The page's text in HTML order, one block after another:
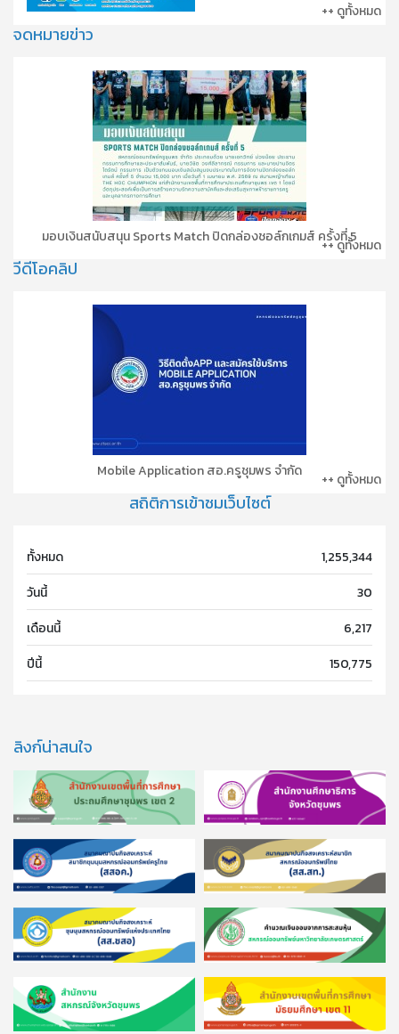
++ ดูทั้งหมด
จดหมายข่าว
มอบเงินสนับสนุน Sports Match ปิดกล่องชอล์กเกมส์ ครั้งที่ 5
++ ดูทั้งหมด
วีดีโอคลิป
Mobile Application สอ.ครูชุมพร จำกัด ++ ดูทั้งหมด
สถิติการเข้าชมเว็บไซต์
ทั้งหมด
1,255,344
วันนี้
30
เดือนนี้
6,217
ปีนี้
150,775
ลิงก์น่าสนใจ